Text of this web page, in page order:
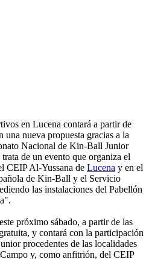
en Lucena contará a partir de
una nueva propuesta gracias a la
Nacional de Kin-Ball Junior
de un evento que organiza el
CEIP Al-Yussana de Lucena y en el
de Kin-Ball y el Servicio
las instalaciones del Pabellón
próximo sábado, a partir de las
y contará con la participación
procedentes de las localidades
y, como anfitrión, del CEIP